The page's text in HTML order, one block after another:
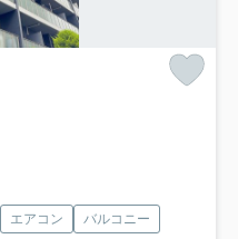
エアコン
バルコニー